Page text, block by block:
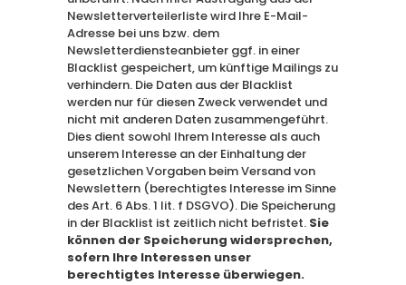
Newsletterverteilerliste wird Ihre E-Mail-
Adresse bei uns bzw. dem
Newsletterdiensteanbieter ggf. in einer
Blacklist gespeichert, um künftige Mailings zu
verhindern. Die Daten aus der Blacklist
werden nur für diesen Zweck verwendet und
nicht mit anderen Daten zusammengeführt.
Dies dient sowohl Ihrem Interesse als auch
unserem Interesse an der Einhaltung der
gesetzlichen Vorgaben beim Versand von
Newslettern (berechtigtes Interesse im Sinne
des Art. 6 Abs. 1 lit. f DSGVO). Die Speicherung
in der Blacklist ist zeitlich nicht befristet. Sie
können der Speicherung widersprechen,
sofern Ihre Interessen unser
berechtigtes Interesse überwiegen.